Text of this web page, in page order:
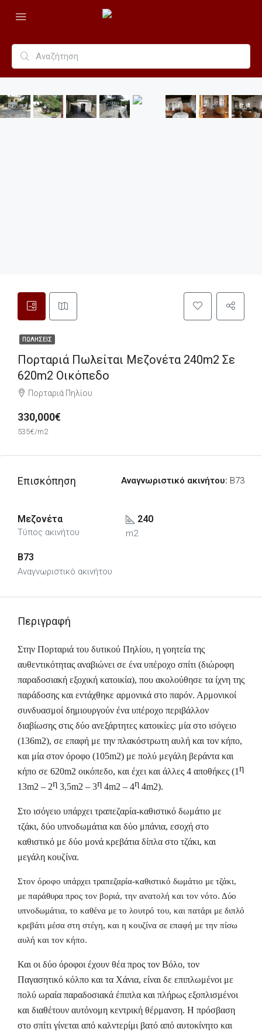
ΠΩΛΉΣΕΙΣ
Πορταριά Πωλείται Μεζονέτα 240m2 Σε
620m2 Οικόπεδο
Πορταριά Πηλίου
330,000€
535€/m2
Επισκόπηση Αναγνωριστικό ακινήτου: B73
Μεζονέτα
Τύπος ακινήτου
240
m2
B73
Αναγνωριστικό ακινήτου
Περιγραφή
Στην Πορταριά του δυτικού Πηλίου, η γοητεία της
αυθεντικότητας αναβιώνει σε ένα υπέροχο σπίτι (διώροφη
παραδοσιακή εξοχική κατοικία), που ακολούθησε τα ίχνη της
παράδοσης και εντάχθηκε αρμονικά στο παρόν. Αρμονικοί
συνδυασμοί δημιουργούν ένα υπέροχο περιβάλλον
διαβίωσης στις δύο ανεξάρτητες κατοικίες: μία στο ισόγειο
(136m2), σε επαφή με την πλακόστρωτη αυλή και τον κήπο,
και μία στον όροφο (105m2) με πολύ μεγάλη βεράντα και
κήπο σε 620m2 οικόπεδο, και έχει και άλλες 4 αποθήκες (1η
13m2 – 2η 3,5m2 – 3η 4m2 – 4η 4m2).
Στο ισόγειο υπάρχει τραπεζαρία-καθιστικό δωμάτιο με
τζάκι, δύο υπνοδωμάτια και δύο μπάνια, εσοχή στο
καθιστικό με δύο μονά κρεβάτια δίπλα στο τζάκι, και
μεγάλη κουζίνα.
Στον όροφο υπάρχει τραπεζαρία-καθιστικό δωμάτιο με τζάκι,
με παράθυρα προς τον βοριά, την ανατολή και τον νότο. Δύο
υπνοδωμάτια, το καθένα με το λουτρό του, και πατάρι με διπλό
κρεβάτι μέσα στη στέγη, και η κουζίνα σε επαφή με την πίσω
αυλή και τον κήπο.
Και οι δύο όροφοι έχουν θέα προς τον Βόλο, τον
Παγασητικό κόλπο και τα Χάνια, είναι δε επιπλωμένοι με
πολύ ωραία παραδοσιακά έπιπλα και πλήρως εξοπλισμένοι
και διαθέτουν αυτόνομη κεντρική θέρμανση. Η πρόσβαση
στο σπίτι γίνεται από καλντερίμι βατό από αυτοκίνητο και